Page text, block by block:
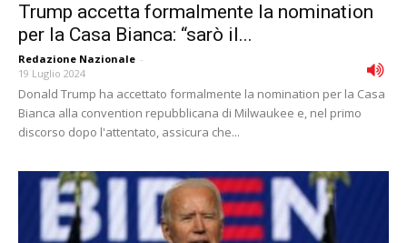
Trump accetta formalmente la nomination
per la Casa Bianca: “sarò il...
Redazione Nazionale -
19 Luglio 2024
Donald Trump ha accettato formalmente la nomination per la Casa
Bianca alla convention repubblicana di Milwaukee e, nel primo
discorso dopo l'attentato, assicura che...